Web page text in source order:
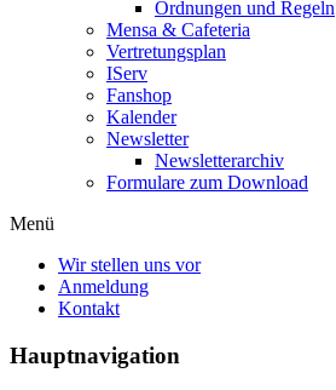
Ordnungen und Regeln
Mensa & Cafeteria
Vertretungsplan
IServ
Fanshop
Kalender
Newsletter
Newsletterarchiv
Formulare zum Download
Menü
Wir stellen uns vor
Anmeldung
Kontakt
Hauptnavigation